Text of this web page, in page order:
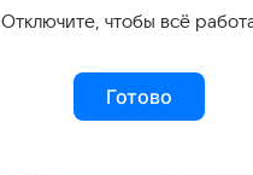
Отключите, чтобы всё
Готово